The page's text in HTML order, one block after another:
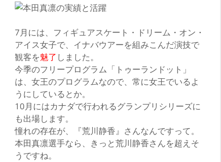
7月には、フィギュアスケート・ドリーム・オン・
アイス女子で、 イナバウアーを組みこんだ演技で
観客を魅了 しました。
今季のフリープログラム 「トゥーランドット」
は、女王のプログラムなので、常に女王でいるよ
うにしているとか。
10月にはカナダで行われるグランプリシリーズに
も出場します。
憧れの存在が、
『荒川静香』 さんなんですって。
本田真凛選手なら、きっと荒川静香さんを超えそ
うですね。